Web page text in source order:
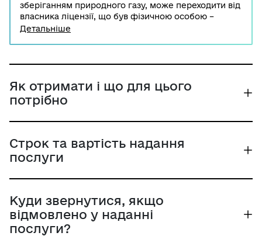
зберіганням природного газу, може переходити від
власника ліцензії, що був фізичною особою –
підприємцем, до іншої фізичної особи, яка є її
здійснює державне регулювання у сферах
енергетики та комунальних послуг, заяву та
документи, що підтверджують наявність підстав
Детальніше
Як отримати і що для цього
потрібно
Строк та вартість надання
послуги
Куди звернутися, якщо
відмовлено у наданні
послуги?